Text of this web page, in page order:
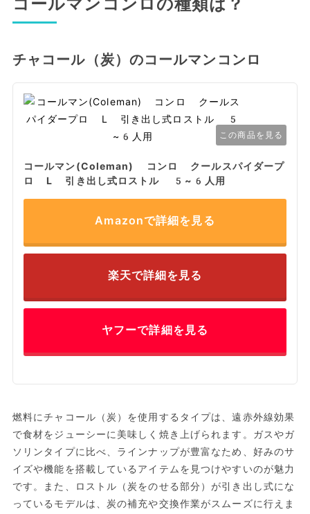
コールマンコンロの種類は？
チャコール（炭）のコールマンコンロ
この商品を見る
コールマン(Coleman) コンロ クールスパイダープ
ロ L 引き出し式ロストル 5~6人用
Amazonで詳細を見る
楽天で詳細を見る
ヤフーで詳細を見る
燃料にチャコール（炭）を使用するタイプは、遠赤外線効果
で食材をジューシーに美味しく焼き上げられます。ガスやガ
ソリンタイプに比べ、ラインナップが豊富なため、好みのサ
イズや機能を搭載しているアイテムを見つけやすいのが魅力
です。また、ロストル（炭をのせる部分）が引き出し式にな
っているモデルは、炭の補充や交換作業がスムーズに行えま